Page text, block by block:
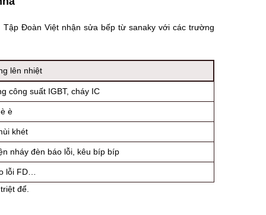
Đoàn Việt nhận sửa bếp từ sanaky với các trường
lên nhiệt
công suất IGBT, cháy IC
è
khét
nháy đèn báo lỗi, kêu bíp bíp
lỗi FD…
để.